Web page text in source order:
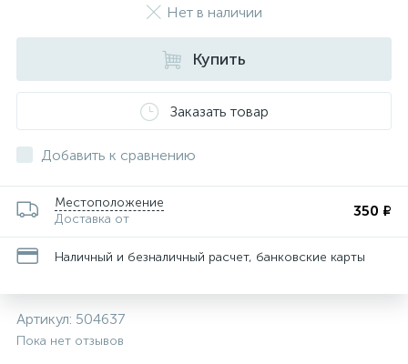
Нет в наличии
Купить
Заказать товар
Добавить к сравнению
Местоположение
Доставка от
350 ₽
Наличный и безналичный расчет, банковские карты
Артикул: 504637
Пока нет отзывов